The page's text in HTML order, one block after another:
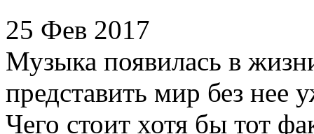
25 Фев 2017
Музыка появилась в
представить мир без нее
Чего стоит хотя бы тот